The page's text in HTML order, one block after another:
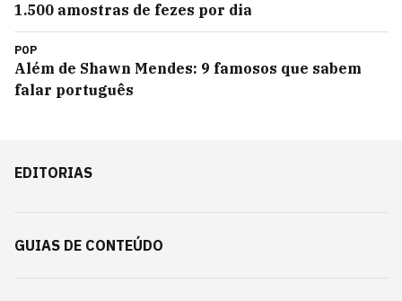
1.500 amostras de fezes por dia
POP
Além de Shawn Mendes: 9 famosos que sabem
falar português
EDITORIAS
GUIAS DE CONTEÚDO